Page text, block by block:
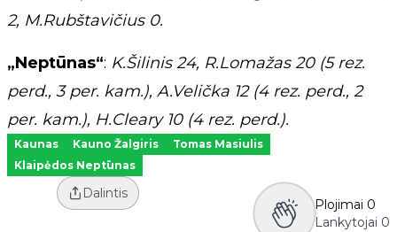
2, M.Rubštavičius 0.
„Neptūnas“: K.Šilinis 24, R.Lomažas 20 (5 rez.
perd., 3 per. kam.), A.Velička 12 (4 rez. perd., 2
per. kam.), H.Cleary 10 (4 rez. perd.).
Kaunas Kauno Žalgiris
Tomas Masiulis
Klaipėdos Neptūnas
Dalintis
Plojimai 0
Lankytojai 0